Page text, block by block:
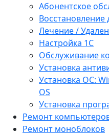
Абонентское
Восстановление
Лечение /
Настройка 1С
Обслуживание
Установка
Установка ОС:
OS
Установка
Ремонт
Ремонт моноблоков